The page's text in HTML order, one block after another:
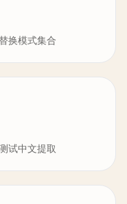
换模式集合
试中文提取